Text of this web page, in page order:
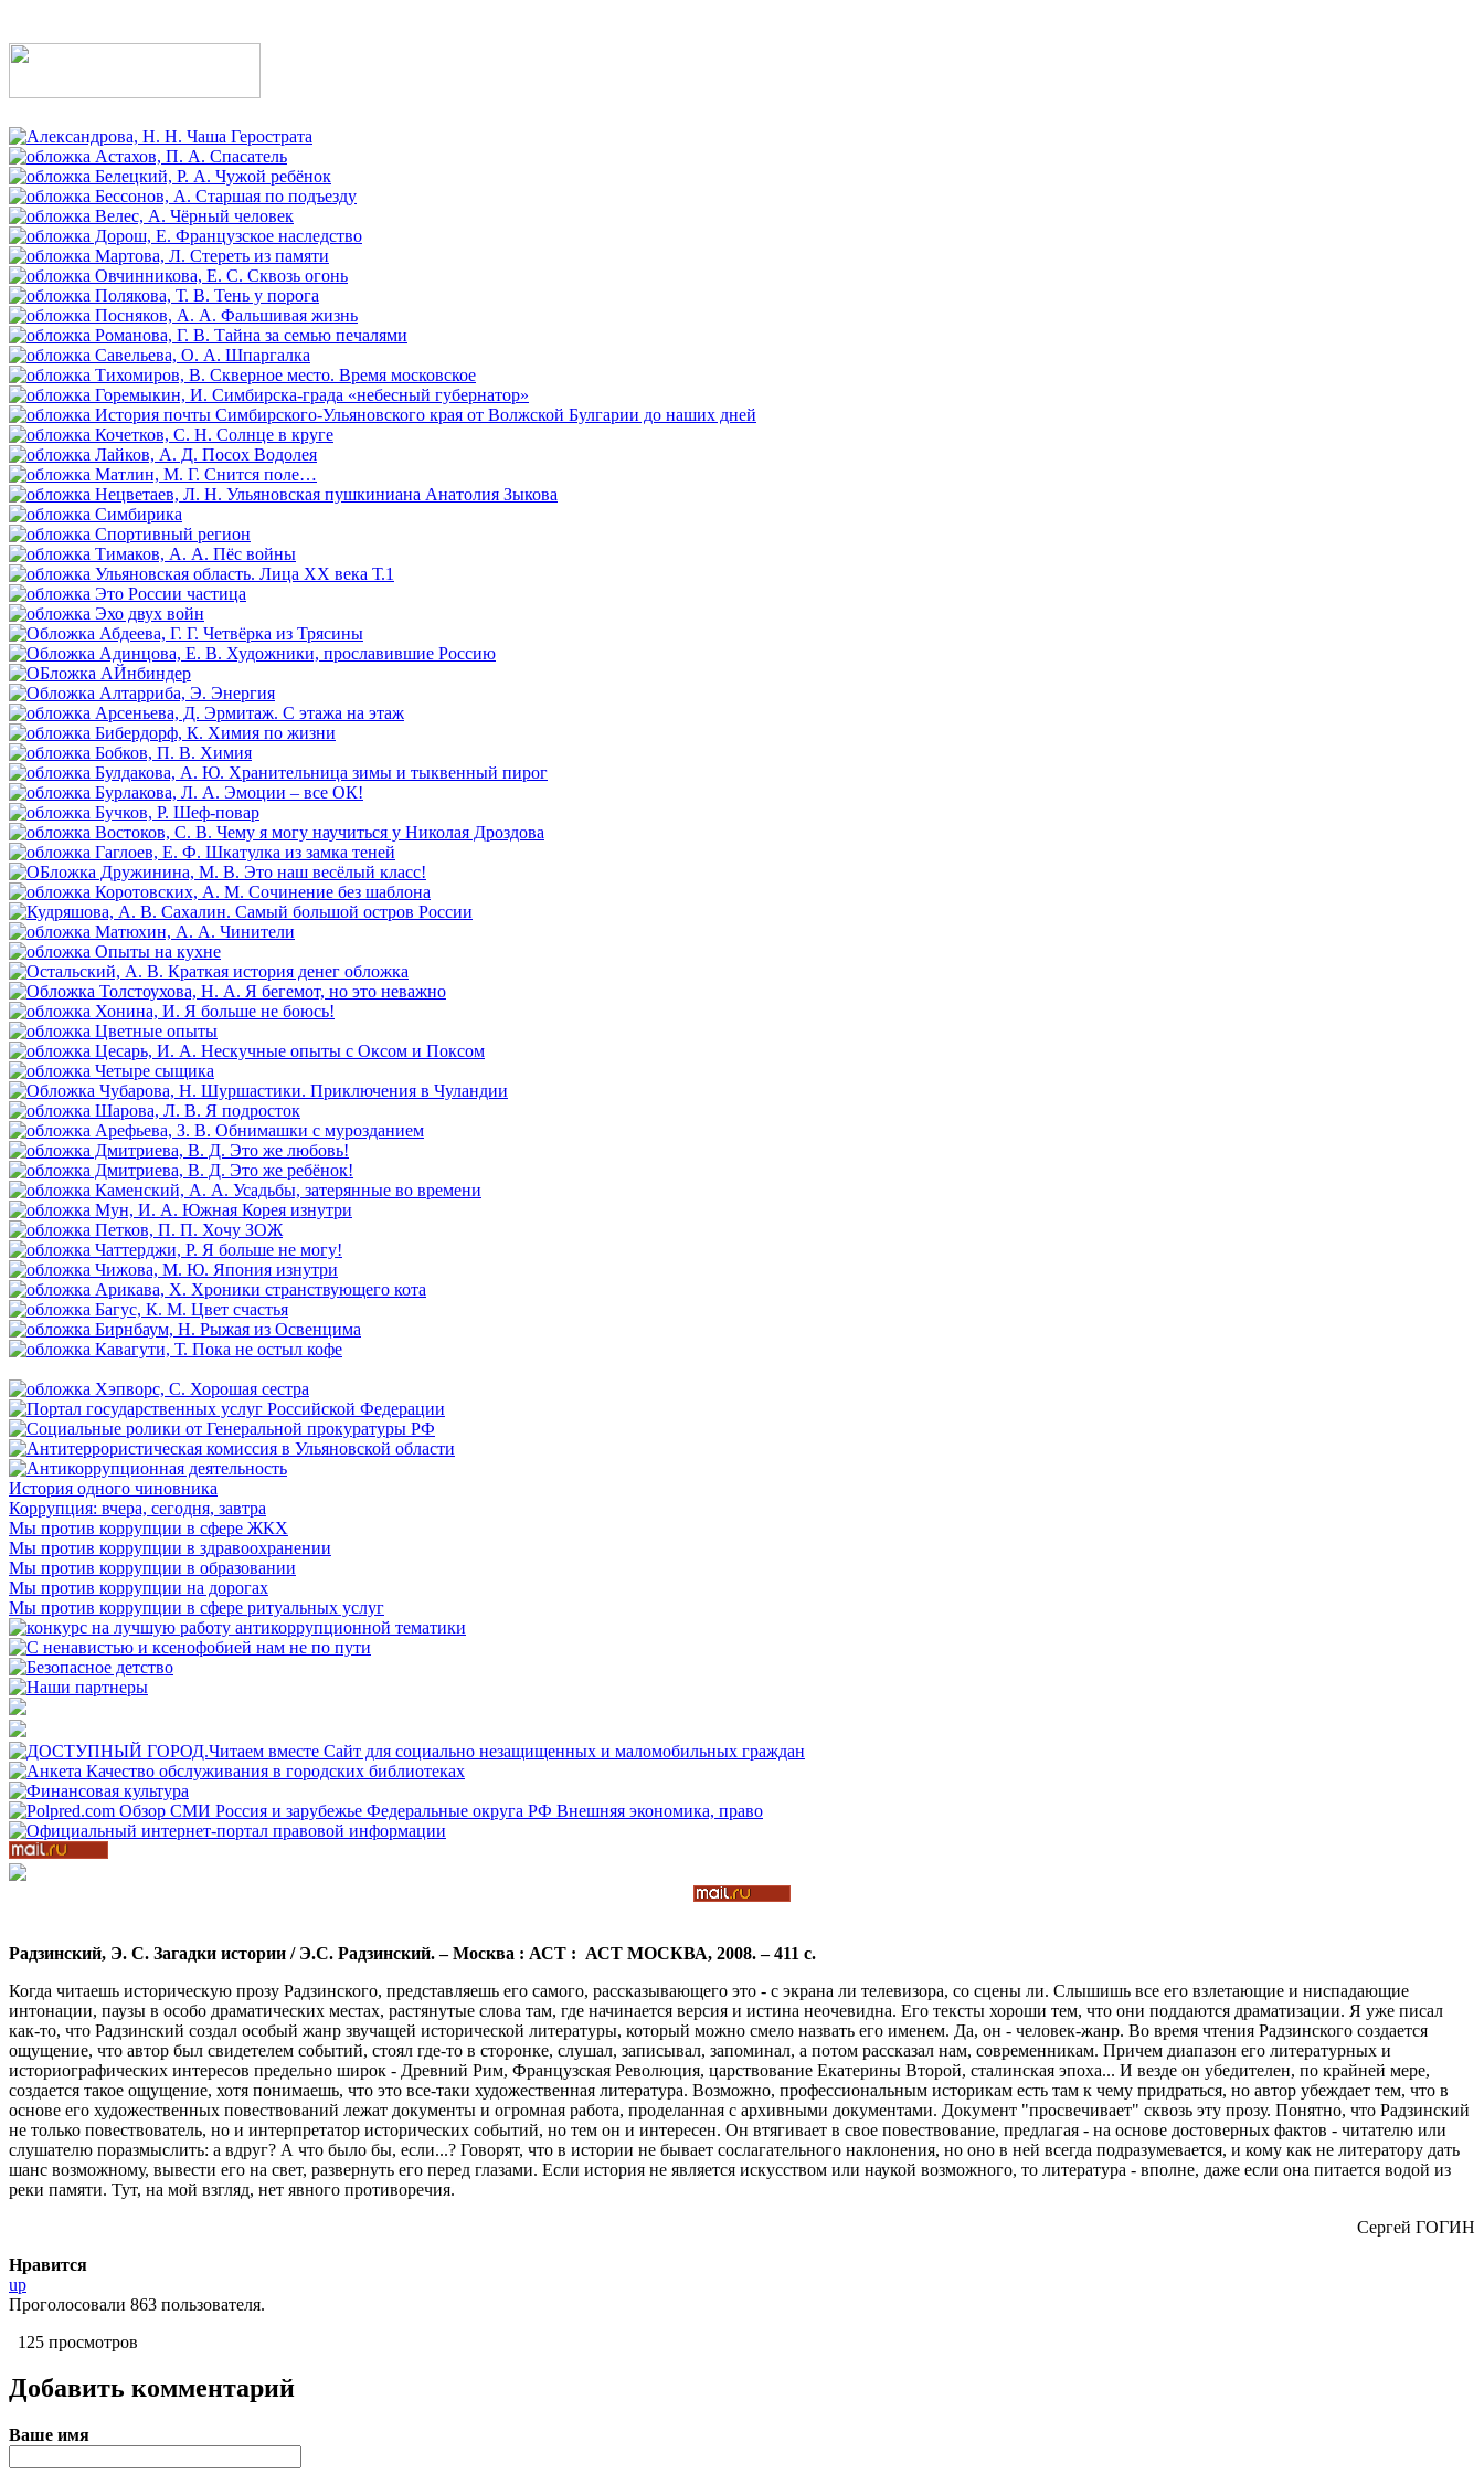
История одного чиновника
Коррупция: вчера, сегодня, завтра
Мы против коррупции в сфере ЖКХ
Мы против коррупции в здравоохранении
Мы против коррупции в образовании
Мы против коррупции на дорогах
Мы против коррупции в сфере ритуальных услуг
Радзинский, Э. С. Загадки истории / Э.С. Радзинский. – Москва : АСТ : АСТ МОСКВА, 2008. – 411 c.
Когда читаешь историческую прозу Радзинского, представляешь его самого, рассказывающего это - с экрана ли телевизора, со сцены ли. Слышишь все его взлетающие и ниспадающие
интонации, паузы в особо драматических местах, растянутые слова там, где начинается версия и истина неочевидна. Его тексты хороши тем, что они поддаются драматизации. Я уже писал
как-то, что Радзинский создал особый жанр звучащей исторической литературы, который можно смело назвать его именем. Да, он - человек-жанр. Во время чтения Радзинского создается
ощущение, что автор был свидетелем событий, стоял где-то в сторонке, слушал, записывал, запоминал, а потом рассказал нам, современникам. Причем диапазон его литературных и
историографических интересов предельно широк - Древний Рим, Французская Революция, царствование Екатерины Второй, сталинская эпоха... И везде он убедителен, по крайней мере,
создается такое ощущение, хотя понимаешь, что это все-таки художественная литература. Возможно, профессиональным историкам есть там к чему придраться, но автор убеждает тем, что в
основе его художественных повествований лежат документы и огромная работа, проделанная с архивными документами. Документ "просвечивает" сквозь эту прозу. Понятно, что Радзинский
не только повествователь, но и интерпретатор исторических событий, но тем он и интересен. Он втягивает в свое повествование, предлагая - на основе достоверных фактов - читателю или
слушателю поразмыслить: а вдруг? А что было бы, если...? Говорят, что в истории не бывает сослагательного наклонения, но оно в ней всегда подразумевается, и кому как не литератору дать
шанс возможному, вывести его на свет, развернуть его перед глазами. Если история не является искусством или наукой возможного, то литература - вполне, даже если она питается водой из
реки памяти. Тут, на мой взгляд, нет явного противоречия.
Сергей ГОГИН
Нравится
up
Проголосовали 863 пользователя.
125 просмотров
Добавить комментарий
Ваше имя